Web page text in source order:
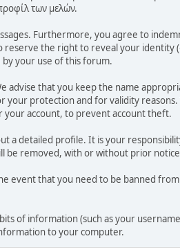
των μελών.
Furthermore, you agree to
reserve the right to reveal your
your use of this forum.
advise that you keep the name
protection and for validity reasons.
your account, to prevent account theft.
a detailed profile. It is your
removed, with or without prior
event that you need to be banned
of information (such as your
to your computer.